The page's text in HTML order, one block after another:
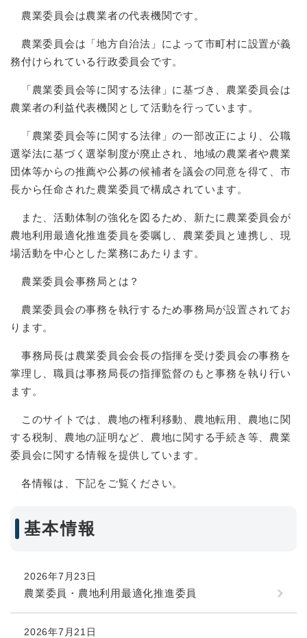
農業委員会は農業者の代表機関です。
農業委員会は「地方自治法」によって市町村に設置が義
務付けられている行政委員会です。
「農業委員会等に関する法律」に基づき、農業委員会は
農業者の利益代表機関として活動を行っています。
「農業委員会等に関する法律」の一部改正により、公職
選挙法に基づく選挙制度が廃止され、地域の農業者や農業
団体等からの推薦や公募の候補者を議会の同意を得て、市
長から任命された農業委員で構成されています。
また、活動体制の強化を図るため、新たに農業委員会が
農地利用最適化推進委員を委嘱し、農業委員と連携し、現
場活動を中心とした業務にあたります。
農業委員会事務局とは？
農業委員会の事務を執行するため事務局が設置されてお
ります。
事務局長は農業委員会会長の指揮を受け委員会の事務を
掌理し、職員は事務局長の指揮監督のもと事務を執り行い
ます。
このサイトでは、農地の権利移動、農地転用、農地に関
する税制、農地の証明など、農地に関する手続き等、農業
委員会に関する情報を提供しています。
各情報は、下記をご覧ください。
基本情報
2026年7月23日
農業委員・農地利用最適化推進委員
2026年7月21日